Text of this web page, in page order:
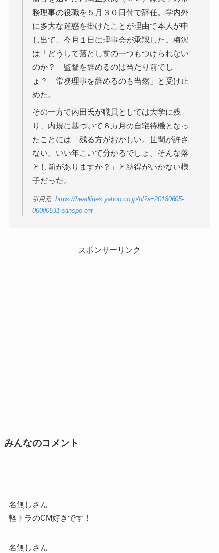
務理事の役職を５月３０日付で辞任。学内外
に多大な迷惑を掛けたことが理由で本人が申
し出て、今月１日に理事会が承認した。梅沢
は「どうして落とし前の一つもつけられない
のか？ 監督を辞めるのは当たり前でし
ょ？ 常務理事を辞めるのも当然」と受け止
めた。
その一方で内田氏が職員としては大学に残
り、内規に基づいて６カ月の自宅待機となっ
たことには「残る方がおかしい。世間が許さ
ない。いい年こいて分かるでしょ。そんな落
とし前がありますか？」と納得がいかない様
子だった。
引用元: https://headlines.yahoo.co.jp/hl?a=20180605-
00000531-sanspo-ent
スポンサーリンク
みんなのコメント
名無しさん
軽トラのCM好きです！
名無しさん